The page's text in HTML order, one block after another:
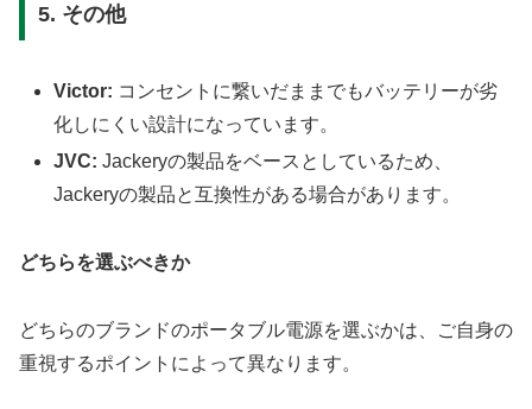
5. その他
Victor: コンセントに繋いだままでもバッテリーが劣
化しにくい設計になっています。
JVC: Jackeryの製品をベースとしているため、
Jackeryの製品と互換性がある場合があります。
どちらを選ぶべきか
どちらのブランドのポータブル電源を選ぶかは、ご自身の
重視するポイントによって異なります。